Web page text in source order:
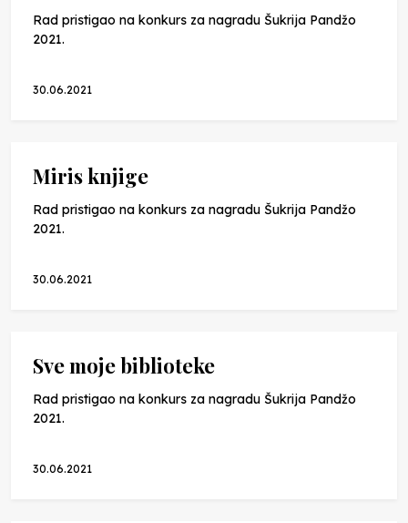
Rad pristigao na konkurs za nagradu Šukrija Pandžo
2021.
30.06.2021
Miris knjige
Rad pristigao na konkurs za nagradu Šukrija Pandžo
2021.
30.06.2021
Sve moje biblioteke
Rad pristigao na konkurs za nagradu Šukrija Pandžo
2021.
30.06.2021